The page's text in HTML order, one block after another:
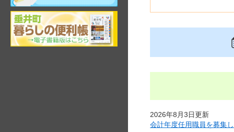
ビ
ス
末
年
始
昼
間
岐
阜
県
垂
2026年8月3日更新
会計年度任用職員を募集